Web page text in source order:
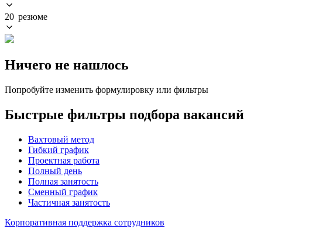
20 резюме
Ничего не нашлось
Попробуйте изменить формулировку или фильтры
Быстрые фильтры подбора вакансий
Вахтовый метод
Гибкий график
Проектная работа
Полный день
Полная занятость
Сменный график
Частичная занятость
Корпоративная поддержка сотрудников